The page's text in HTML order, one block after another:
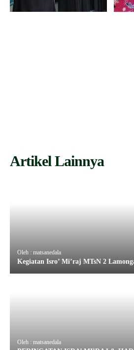
Artikel Lainnya
Oleh : matsanedala
Kegiatan Isro’ Mi’raj MTsN 2
Oleh : matsanedala